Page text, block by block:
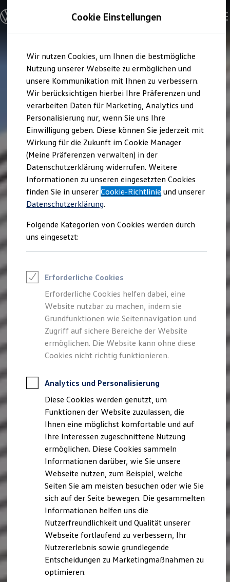
Hauptinhalt
springen
Footer
springen
Modelle & Konfigurator
Nutzfahrzeugkategorien entdecken
Modelle konfigurieren
Vorgängermodelle und Oldtimer
Vorgängermodelle
Oldtimer
Bulli Historie
Branchenlösungen & Gewerbekunden
Umbaulösungen und Hersteller finden
Auf- und Umbauten entdecken & konfigurieren
Groß- und Sonderkunden
Großkunden
Kommunen & Behörden
Journalisten
Sportvereine
Branchenlösungen
Bau & Handwerk
Gewerbliche Personenbeförderung
Service & mobile Werkstätten
Kurier, Logistik & Handel
Feuerwehr
Rettungsdienste
ONE Business ID Vorteile
Fahrzeugsuche & Marktplatz
Digitaler Marktplatz
Kauf & Finanzierung
Online-Fahrzeugbewertung
Aktionen & Angebote
E-Auto-Förderung
Für Privatkunden
Für Gewerbekunden
Profi Paket
TopDeal
Zertifizierte Gebrauchtwagen
Für Privatkunden
Für Gewerbekunden
Leasing
Für Privatkunden
Für Gewerbekunden
Versicherungen & Garantien
Garantien
Kfz-Versicherung für Nutzfahrzeuge
Restschuldversicherung
Wartungsverträge
Besitzer & Service
Reparatur & Service
Sommer-Special
Reparatur, Pflege & Inspektion
Servicetermin anfragen
Service-Vorteile bei Volkswagen Nutzfahrzeuge
ServicePlus
Economy Service
Räder & Reifen Service
Ersatzfahrzeuge
Cookie Einstellungen
Wir nutzen Cookies, um Ihnen die bestmögliche
Nutzung unserer Webseite zu ermöglichen und
unsere Kommunikation mit Ihnen zu verbessern.
Wir berücksichtigen hierbei Ihre Präferenzen und
verarbeiten Daten für Marketing, Analytics und
Personalisierung nur, wenn Sie uns Ihre
Einwilligung geben. Diese können Sie jederzeit mit
Wirkung für die Zukunft im Cookie Manager
(Meine Präferenzen verwalten) in der
Datenschutzerklärung widerrufen. Weitere
Informationen zu unseren eingesetzten Cookies
finden Sie in unsererCookie-Richtlinie und unserer
Datenschutzerklärung.
Folgende Kategorien von Cookies werden durch
uns eingesetzt:
Erforderliche Cookies
Erforderliche Cookies helfen dabei, eine
Website nutzbar zu machen, indem sie
Grundfunktionen wie Seitennavigation und
Zugriff auf sichere Bereiche der Website
ermöglichen. Die Website kann ohne diese
Cookies nicht richtig funktionieren.
Analytics und Personalisierung
Diese Cookies werden genutzt, um
Funktionen der Website zuzulassen, die
Ihnen eine möglichst komfortable und auf
Ihre Interessen zugeschnittene Nutzung
ermöglichen. Diese Cookies sammeln
Informationen darüber, wie Sie unsere
Webseite nutzen, zum Beispiel, welche
Seiten Sie am meisten besuchen oder wie Sie
sich auf der Seite bewegen. Die gesammelten
Informationen helfen uns die
Nutzerfreundlichkeit und Qualität unserer
Webseite fortlaufend zu verbessern, Ihr
Nutzererlebnis sowie grundlegende
Entscheidungen zu Marketingmaßnahmen zu
optimieren.